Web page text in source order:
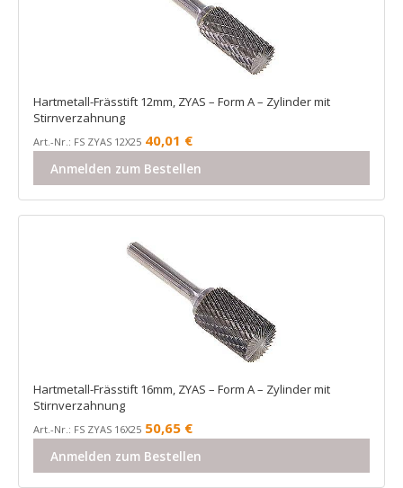
Hartmetall-Frässtift 12mm, ZYAS – Form A – Zylinder mit
Stirnverzahnung
Art.-Nr.: FS ZYAS 12X25 40,01 €
Anmelden zum Bestellen
Hartmetall-Frässtift 16mm, ZYAS – Form A – Zylinder mit
Stirnverzahnung
Art.-Nr.: FS ZYAS 16X25 50,65 €
Anmelden zum Bestellen